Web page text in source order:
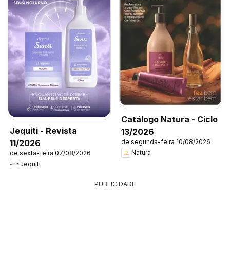
Jequiti - Revista
11/2026
de sexta-feira 07/08/2026
Jequiti
Catálogo Natura - Ciclo
13/2026
de segunda-feira 10/08/2026
Natura
PUBLICIDADE